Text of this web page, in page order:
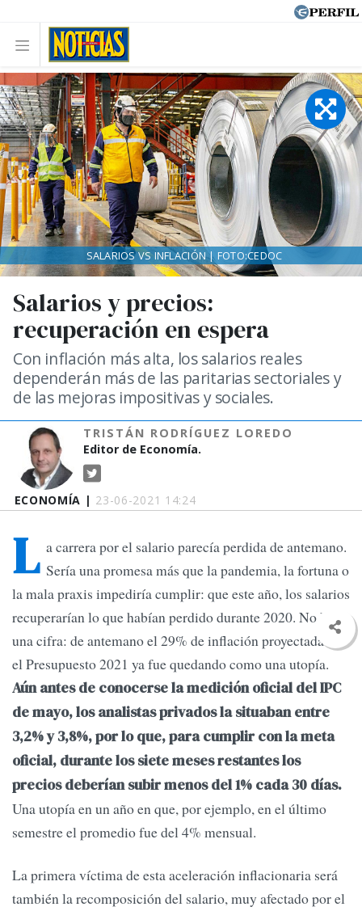
ECONOMÍA | 23-06-2021 14:24
Salarios y precios:
recuperación en espera
Con inflación más alta, los salarios reales
dependerán más de las paritarias sectoriales y
de las mejoras impositivas y sociales.
TRISTÁN RODRÍGUEZ LOREDO
Editor de Economía.
SALARIOS VS INFLACIÓN | FOTO:CEDOC
L a carrera por el salario parecía perdida de antemano.
Sería una promesa más que la pandemia, la fortuna o
la mala praxis impediría cumplir: que este año, los salarios
recuperarían lo que habían perdido durante 2020. No hubo
una cifra: de antemano el 29% de inflación proyectada en
el Presupuesto 2021 ya fue quedando como una utopía.
Aún antes de conocerse la medición oficial del IPC
de mayo, los analistas privados la situaban entre
3,2% y 3,8%, por lo que, para cumplir con la meta
oficial, durante los siete meses restantes los
precios deberían subir menos del 1% cada 30 días.
Una utopía en un año en que, por ejemplo, en el último
semestre el promedio fue del 4% mensual.
La primera víctima de esta aceleración inflacionaria será
también la recomposición del salario, muy afectado por el